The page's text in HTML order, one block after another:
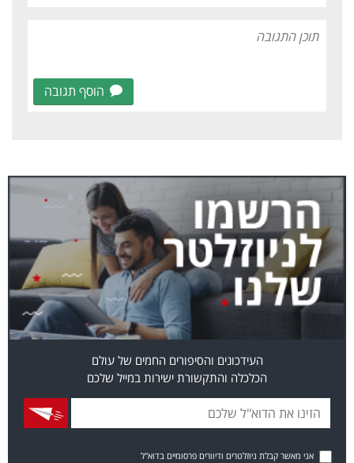
הוסף תגובה
העידכונים והסיפורים החמים של עולם
הכלכלה והתקשורת ישירות במייל שלכם
אני מאשר קבלת ניוזלטרים ודיוורים פרסומיים בדוא"ל